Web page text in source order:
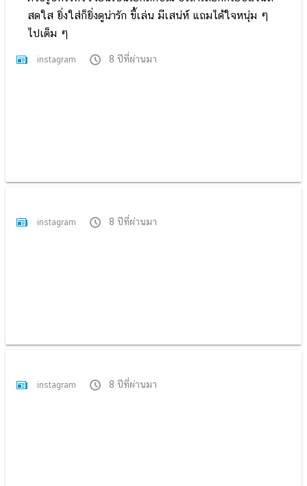
สดใส ยิ่งใส่ก็ยิ่งดูน่ารัก ขี้เล่น มีเสน่ห์ แถมได้ใจหนุ่ม ๆ
ไปเต็ม ๆ
instagram 8 ปีที่ผ่านมา
instagram 8 ปีที่ผ่านมา
instagram 8 ปีที่ผ่านมา